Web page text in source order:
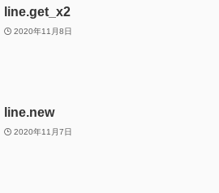
line.get_x2
2020年11月8日
line.new
2020年11月7日